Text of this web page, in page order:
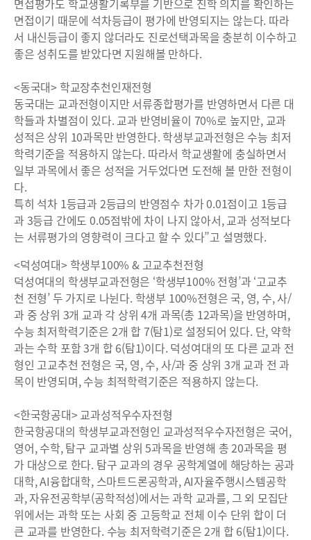
면접평가도 학교생활기록부를 기반으로 진학 의지를 확인하는
면접이기 때문에 석차등급이 평가에 반영되지는 않는다. 따라
서 내신등급이 좋지 않더라도 진로선택과목을 충분히 이수하고
좋은 성취도를 받았다면 지원해볼 만하다.
<동국대> 학교장추천인재전형
동국대는 교과전형이지만 서류종합평가를 반영하면서 다른 대
학들과 차별점이 있다. 교과 반영비율이 70%로 높지만, 교과
성적은 상위 10과목만 반영한다. 학생부교과전형은 수능 최저
학력기준을 적용하지 않는다. 따라서 학교생활에 충실하면서
일부 과목에서 좋은 성적을 거두었다면 도전해 볼 만한 전형이
다.
특히 석차 1등급과 2등급의 반영점수 차가 0.01점이고 1등급
과 3등급 간에도 0.05점밖에 차이 나지 않아서, 교과 성적보다
는 서류평가의 영향력이 크다고 할 수 있다”고 설명했다.
<덕성여대> 학생부100% & 고교추천전형
덕성여대의 학생부교과전형은 ‘학생부100% 전형’과 ‘고교추
천 전형’ 두 가지로 나뉜다. 학생부 100%전형은 국, 영, 수, 사/
과 중 상위 3개 교과 각 상위 4개 과목(총 12과목)을 반영하며,
수능 최저학력기준은 2개 합 7(탐1)로 설정되어 있다. 단, 약학
과는 수학 포함 3개 합 6(탐1)이다. 덕성여대의 또 다른 교과 전
형인 고교추천 전형은 국, 영, 수, 사/과 중 상위 3개 교과 전 과
목이 반영되며, 수능 최적학력기준은 적용하지 않는다.
<한국항공대> 교과성적우수자전형
한국항공대의 학생부교과전형인 교과성적우수자전형은 국어,
영어, 수학, 탐구 교과별 상위 5과목을 반영해 총 20과목을 평
가 대상으로 한다. 탐구 교과의 경우 공학계열에 해당하는 공과
대학, AI융합대학, 스마트드론공학과, AI자율주행시스템공학
과, 자유전공학부(공학적성)에서는 과학 교과를, 그 외 모집단
위에서는 과학 또는 사회 중 고등학교 전체 이수 단위 합이 더
큰 교과를 반영한다. 수능 최저학력기준은 2개 합 6(탐1)이다.